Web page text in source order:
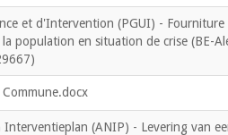
et d'Intervention (PGUI) -
population en situation de crise (BE-
(ANIP) - Levering van